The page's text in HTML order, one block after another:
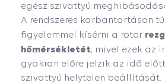
egész szivattyú
A rendszeres karbantartáson
figyelemmel kísérni a rotor
hőmérsékletét, mivel ezek az
gyakran előre jelzik az idő
szivattyú helytelen beállítását.